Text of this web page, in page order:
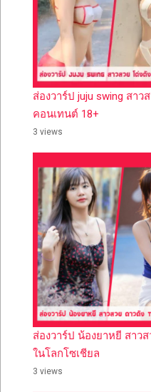
ส่องวาร์ป juju swing สา
คอนเทนต์ 18+
3 views
ส่องวาร์ป น้องยาหยี สาว
ในโลกโซเชียล
3 views